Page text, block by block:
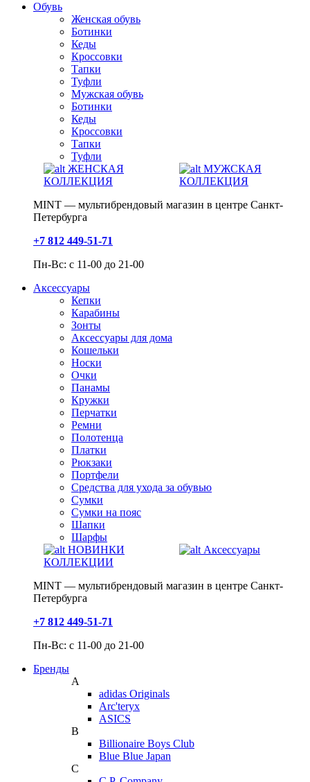
Обувь
Женская обувь
Ботинки
Кеды
Кроссовки
Тапки
Туфли
Мужская обувь
Ботинки
Кеды
Кроссовки
Тапки
Туфли
ЖЕНСКАЯ
КОЛЛЕКЦИЯ
МУЖСКАЯ
КОЛЛЕКЦИЯ
MINT — мультибрендовый магазин в центре Санкт-
Петербурга
+7 812 449-51-71
Пн-Вс: с 11-00 до 21-00
Аксессуары
Кепки
Карабины
Зонты
Аксессуары для дома
Кошельки
Носки
Очки
Панамы
Кружки
Перчатки
Ремни
Полотенца
Платки
Рюкзаки
Портфели
Средства для ухода за обувью
Сумки
Сумки на пояс
Шапки
Шарфы
НОВИНКИ
КОЛЛЕКЦИИ
Аксессуары
MINT — мультибрендовый магазин в центре Санкт-
Петербурга
+7 812 449-51-71
Пн-Вс: с 11-00 до 21-00
Бренды
A
adidas Originals
Arc'teryx
ASICS
B
Billionaire Boys Club
Blue Blue Japan
C